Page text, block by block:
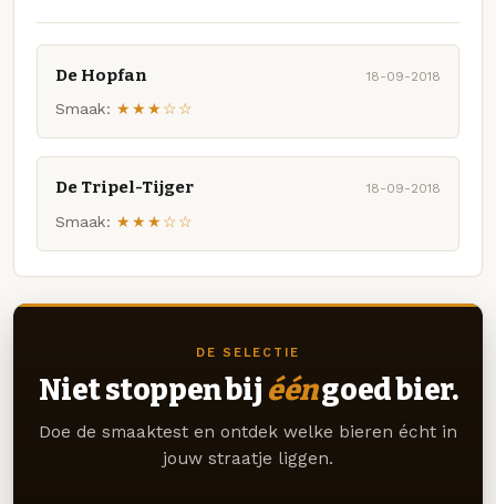
De Hopfan 18-09-2018
Smaak: ★★★☆☆
De Tripel-Tijger 18-09-2018
Smaak: ★★★☆☆
DE SELECTIE
Niet stoppen bij ééngoed bier.
Doe de smaaktest en ontdek welke bieren écht in
jouw straatje liggen.